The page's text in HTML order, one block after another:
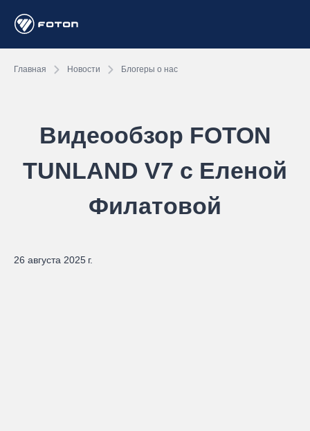
Главная Новости Блогеры о нас
Видеообзор FOTON
TUNLAND V7 с Еленой
Филатовой
26 августа 2025 г.